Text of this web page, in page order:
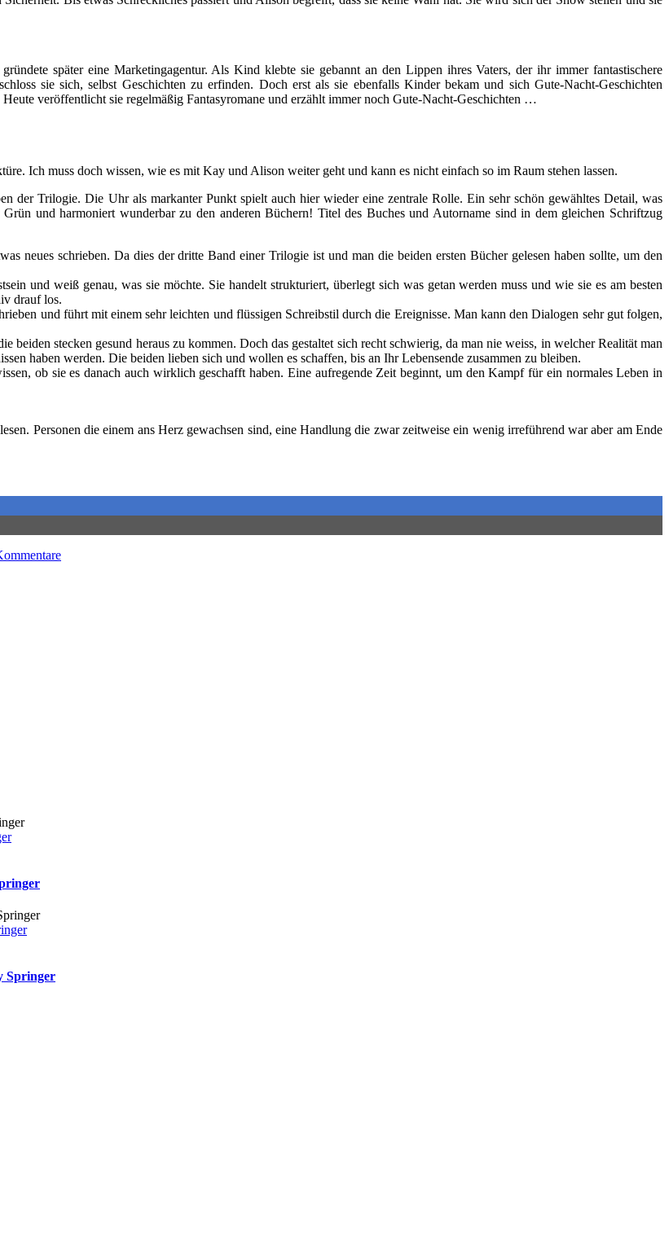
später eine Marketingagentur. Als Kind klebte sie gebannt an den Lippen ihres Vaters, der ihr immer fantastischere
sie sich, selbst Geschichten zu erfinden. Doch erst als sie ebenfalls Kinder bekam und sich Gute-Nacht-Geschichten
veröffentlicht sie regelmäßig Fantasyromane und erzählt immer noch Gute-Nacht-Geschichten …
Ich muss doch wissen, wie es mit Kay und Alison weiter geht und kann es nicht einfach so im Raum stehen lassen.
der Trilogie. Die Uhr als markanter Punkt spielt auch hier wieder eine zentrale Rolle. Ein sehr schön gewähltes Detail, was
und harmoniert wunderbar zu den anderen Büchern! Titel des Buches und Autorname sind in dem gleichen Schriftzug
neues schrieben. Da dies der dritte Band einer Trilogie ist und man die beiden ersten Bücher gelesen haben sollte, um den
und weiß genau, was sie möchte. Sie handelt strukturiert, überlegt sich was getan werden muss und wie sie es am besten
drauf los.
und führt mit einem sehr leichten und flüssigen Schreibstil durch die Ereignisse. Man kann den Dialogen sehr gut folgen,
beiden stecken gesund heraus zu kommen. Doch das gestaltet sich recht schwierig, da man nie weiss, in welcher Realität man
haben werden. Die beiden lieben sich und wollen es schaffen, bis an Ihr Lebensende zusammen zu bleiben.
ob sie es danach auch wirklich geschafft haben. Eine aufregende Zeit beginnt, um den Kampf für ein normales Leben in
Personen die einem ans Herz gewachsen sind, eine Handlung die zwar zeitweise ein wenig irreführend war aber am Ende
Springer